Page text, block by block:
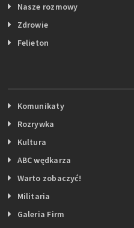
Nasze rozmowy
Zdrowie
Felieton
Komunikaty
Rozrywka
Kultura
ABC wędkarza
Warto zobaczyć!
Militaria
Galeria Firm